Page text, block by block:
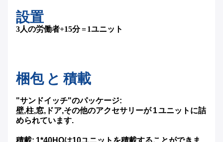
設置
3人の労働者+15分 = 1ユニット
梱包 と 積載
"サンドイッチ"のパッケージ:
壁,柱,窓,ドア,その他のアクセサリーが 1 ユニットに詰